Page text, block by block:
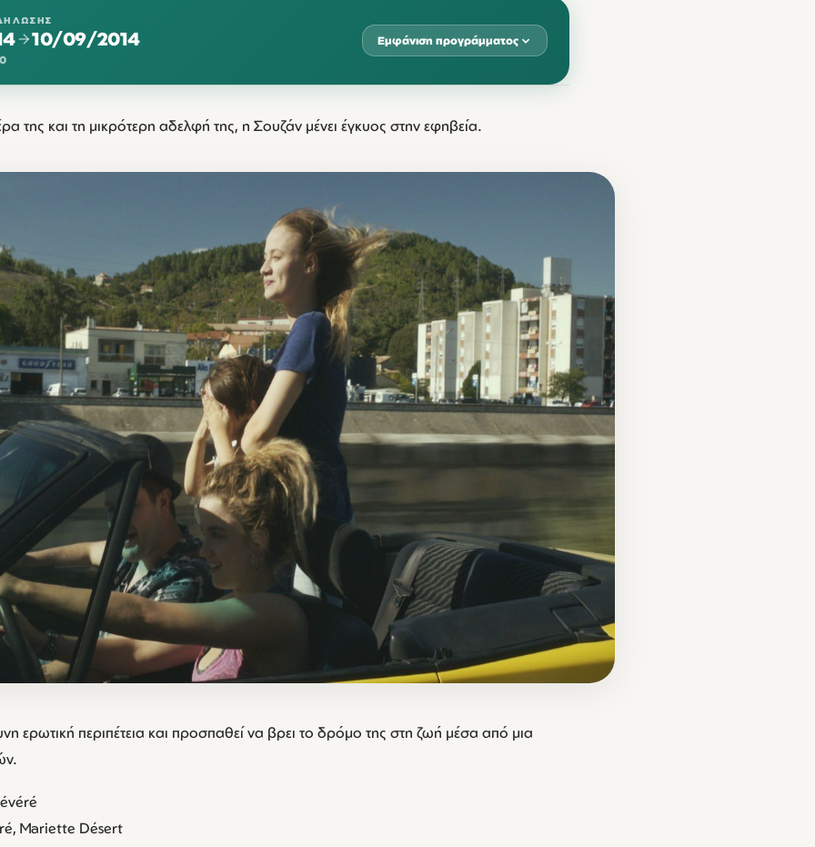
10/09/2014 Εμφάνιση προγράμματος
της και τη μικρότερη αδελφή της, η Σουζάν μένει έγκυος στην εφηβεία.
ερωτική περιπέτεια και προσπαθεί να βρει το δρόμο της στη ζωή μέσα από μια
Mariette Désert